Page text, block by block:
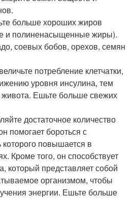
больше хороших жиров
и полиненасыщенные жиры).
соевых бобов, орехов, семян
потребление клетчатки,
уровня инсулина, тем
Ешьте больше свежих
достаточное количество
помогает бороться с
повышается в
Кроме того, он способствует
который представляет собой
организмом, чтобы
энергии. Ешьте больше